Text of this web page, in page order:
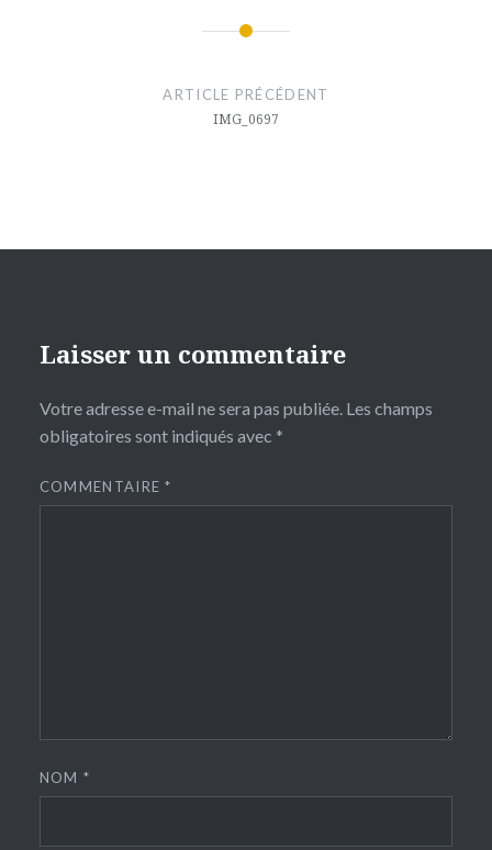
ARTICLE PRÉCÉDENT
IMG_0697
Laisser un commentaire
Votre adresse e-mail ne sera pas publiée. Les champs
obligatoires sont indiqués avec *
COMMENTAIRE*
NOM*